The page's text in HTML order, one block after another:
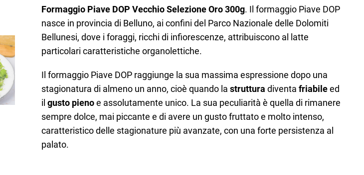
Formaggio Piave DOP Vecchio Selezione Oro 300g. Il formaggio Piave DOP
nasce in provincia di Belluno, ai confini del Parco Nazionale delle Dolomiti
Bellunesi, dove i foraggi, ricchi di infiorescenze, attribuiscono al latte
particolari caratteristiche organolettiche.
Il formaggio Piave DOP raggiunge la sua massima espressione dopo una
stagionatura di almeno un anno, cioè quando la struttura diventafriabileed
ilgusto pienoe assolutamente unico. La sua peculiarità è quella di rimanere
sempre dolce, mai piccante e di avere un gusto fruttato e molto intenso,
caratteristico delle stagionature più avanzate, con una forte persistenza al
palato.